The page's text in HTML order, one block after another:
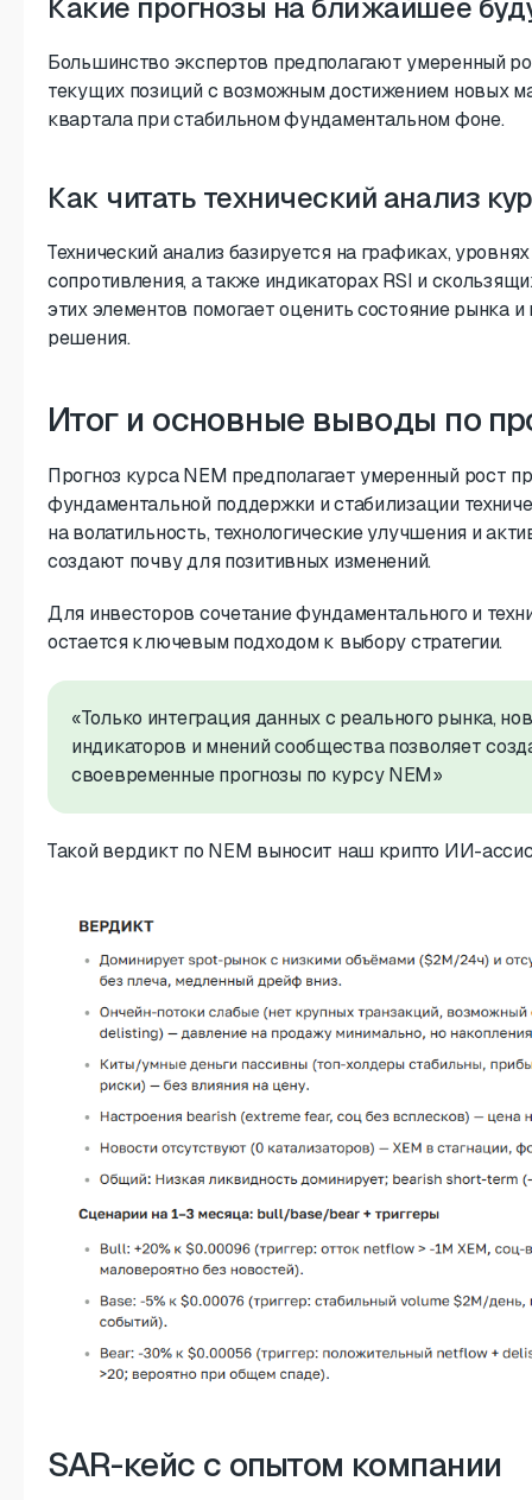
Какие прогнозы на ближайшее
Большинство экспертов предполагают умеренный
текущих позиций с возможным достижением новых
квартала при стабильном фундаментальном фоне.
Как читать технический анализ
Технический анализ базируется на графиках,
сопротивления, а также индикаторах RSI и
этих элементов помогает оценить состояние рынка
решения.
Итог и основные выводы по
Прогноз курса NEM предполагает умеренный рост
фундаментальной поддержки и стабилизации
на волатильность, технологические улучшения и
создают почву для позитивных изменений.
Для инвесторов сочетание фундаментального и
остается ключевым подходом к выбору стратегии.
«Только интеграция данных с реального рынка,
индикаторов и мнений сообщества позволяет
своевременные прогнозы по курсу NEM»
Такой вердикт по NEM выносит наш крипто ИИ-
SAR-кейс с опытом компании